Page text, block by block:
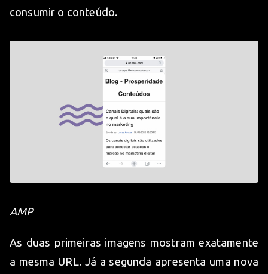
consumir o conteúdo.
AMP
As duas primeiras imagens mostram exatamente
a mesma URL. Já a segunda apresenta uma nova